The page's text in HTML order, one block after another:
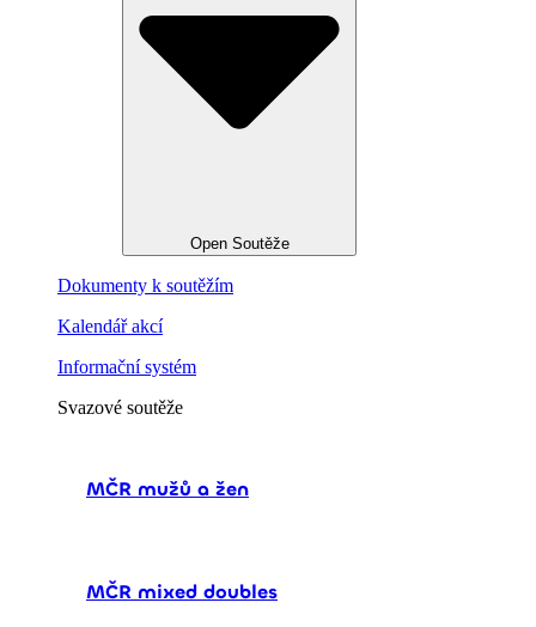
Open Soutěže
Dokumenty k soutěžím
Kalendář akcí
Informační systém
Svazové soutěže
MČR mužů a žen
MČR mixed doubles